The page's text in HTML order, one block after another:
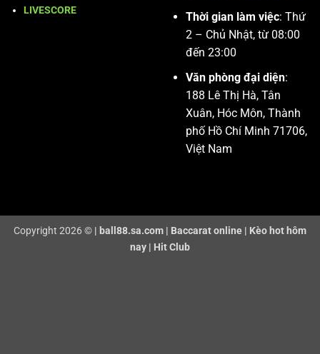
LIVESCORE
Thời gian làm việc: Thứ
2 – Chủ Nhật, từ 08:00
đến 23:00
Văn phòng đại diện:
188 Lê Thị Hà, Tân
Xuân, Hóc Môn, Thành
phố Hồ Chí Minh 71706,
Việt Nam
Copyright 2026 © | ball88.sa.com | Baccarat online | Kèo hot hôm
nay | Hit Club